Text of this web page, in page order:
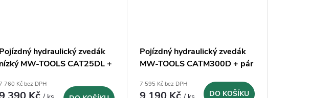
Pojízdný hydraulický zvedák
nízký MW-TOOLS CAT25DL +
760 Kč bez DPH
Pojízdný hydraulický zvedák
MW-TOOLS CATM300D + pár
MTB10 - 3t
7 595 Kč bez DPH
DO KOŠÍKU